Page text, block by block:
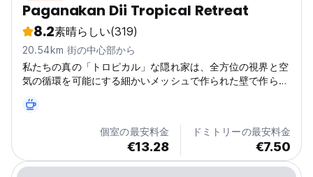
Paganakan Dii Tropical Retreat
8.2素晴らしい(319)
20.54km 街の中心部から
私たちの真の「トロピカル」な隠れ家は、全方位の視界と空
気の循環を可能にする細かいメッシュで作られた壁で作られ
個室の最安料金
€13.28
ドミトリーの最安料金
€7.50